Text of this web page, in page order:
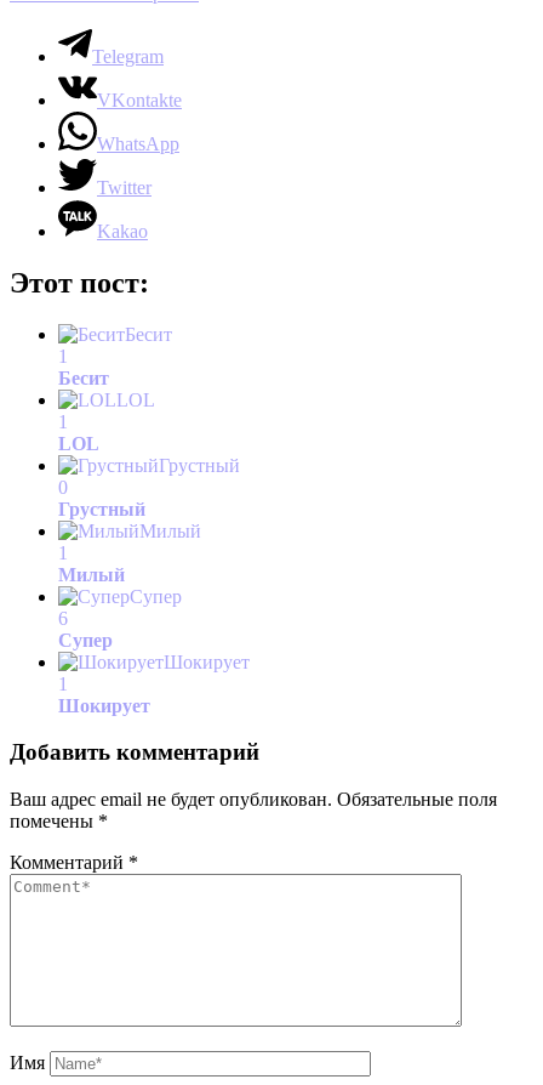
Telegram
VKontakte
WhatsApp
Twitter
Kakao
Этот пост:
Бесит
1
Бесит
LOL
1
LOL
Грустный
0
Грустный
Милый
1
Милый
Супер
6
Супер
Шокирует
1
Шокирует
Добавить комментарий
Ваш адрес email не будет опубликован. Обязательные поля
помечены *
Комментарий *
Имя